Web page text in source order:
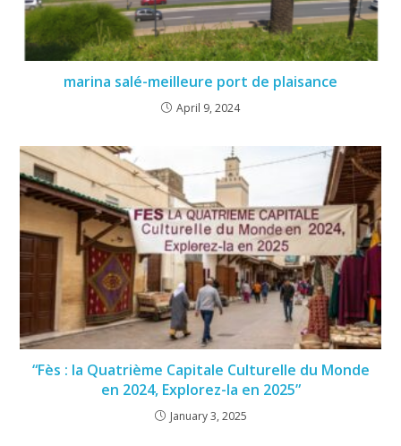
marina salé-meilleure port de plaisance
April 9, 2024
“Fès : la Quatrième Capitale Culturelle du Monde
en 2024, Explorez-la en 2025”
January 3, 2025